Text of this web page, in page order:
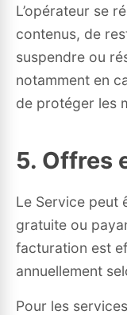
L’opérateur se
contenus, de
suspendre ou
notamment en
de protéger les
5. Offres
Le Service peut
gratuite ou
facturation est
annuellement
Pour les